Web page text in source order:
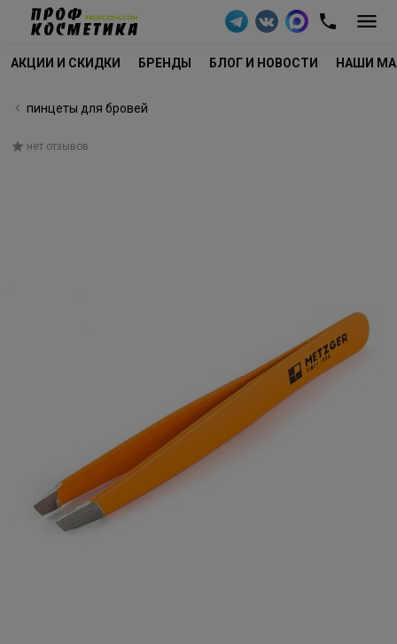
АКЦИИ И СКИДКИ БРЕНДЫ БЛОГ И НОВОСТИ НАШИ
пинцеты для бровей
нет отзывов